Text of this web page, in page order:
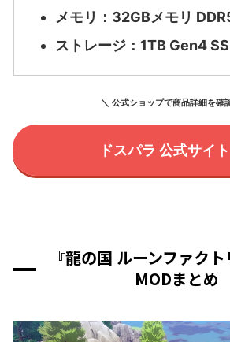
メモリ： 32GBメモリ
ストレージ： 1TB Gen4
＼ 公式ショップで商品詳細を確
ドスパラ 公式サイト
『龍の国 ルーンファク
MODまとめ